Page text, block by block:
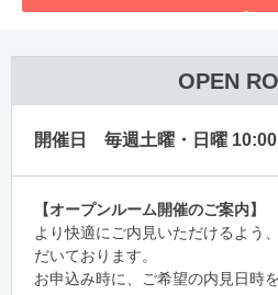
OPEN
毎週土曜・日曜
【オープンルーム開催のご案内】
より快適にご内見いただけるよう
だいております。
お申込み時に、ご希望の内見日時